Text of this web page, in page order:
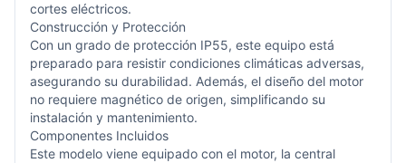
cortes eléctricos.
Construcción y Protección
Con un grado de protección IP55, este equipo está
preparado para resistir condiciones climáticas adversas,
asegurando su durabilidad. Además, el diseño del motor
no requiere magnético de origen, simplificando su
instalación y mantenimiento.
Componentes Incluidos
Este modelo viene equipado con el motor, la central